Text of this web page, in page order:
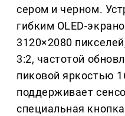
сером и черном.
гибким OLED-
3120×2080
3:2, частотой
пиковой яркостью
поддерживает
специальная